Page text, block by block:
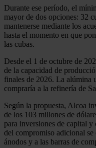
Durante ese período, el
mayor de dos opciones: 32
mantenerse mediante los
hasta el momento en que
las cubas.
Desde el 1 de octubre de
de la capacidad de
finales de 2026. La alúmina
compraría a la refinería de
Según la propuesta, Alcoa
de los 103 millones de
para inversiones de capital
del compromiso adicional
ánodos y a las barras de